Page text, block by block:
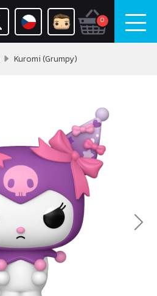
0
Kuromi (Grumpy)